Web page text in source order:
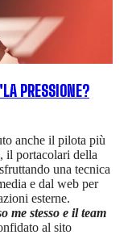
PRESSIONE?
anche il pilota più
il portacolari della
una tecnica
e dal web per
esterne.
me stesso e il team
al sito